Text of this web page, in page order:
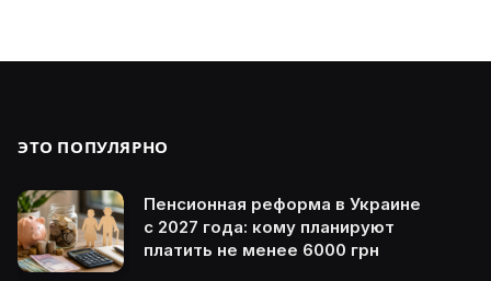
ЭТО ПОПУЛЯРНО
Пенсионная реформа в Украине
с 2027 года: кому планируют
платить не менее 6000 грн